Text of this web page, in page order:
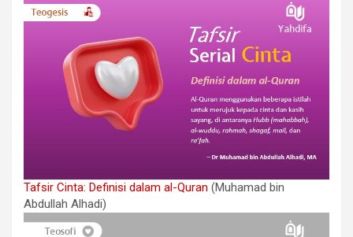
Tafsir Cinta: Definisi dalam al-Quran (Muhamad bin
Abdullah Alhadi)